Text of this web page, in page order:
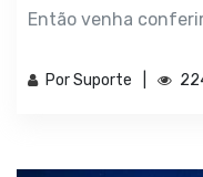
Então venha
Por Suporte